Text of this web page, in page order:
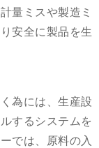
量ミスや製造ミ
安全に製品を生
為には、生産設
するシステムを
では、原料の入